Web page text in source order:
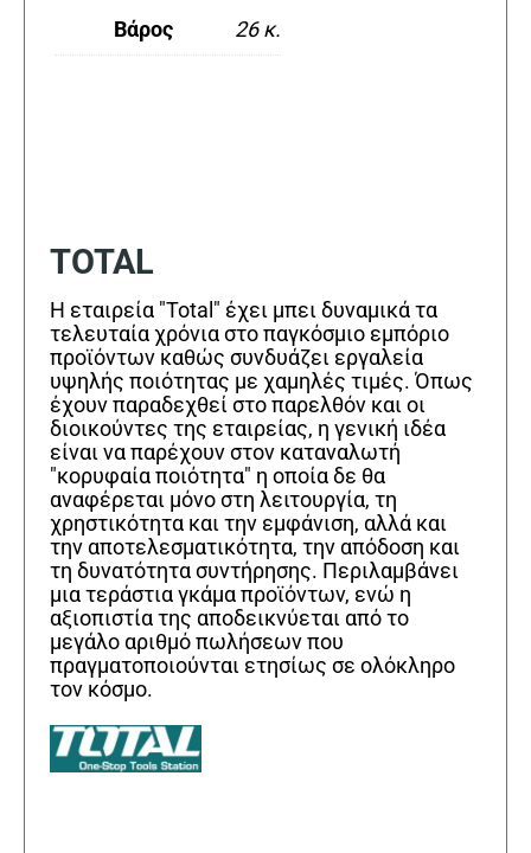
Βάρος 26 κ.
TOTAL
Η εταιρεία "Total" έχει μπει δυναμικά τα
τελευταία χρόνια στο παγκόσμιο εμπόριο
προϊόντων καθώς συνδυάζει εργαλεία
υψηλής ποιότητας με χαμηλές τιμές. Όπως
έχουν παραδεχθεί στο παρελθόν και οι
διοικούντες της εταιρείας, η γενική ιδέα
είναι να παρέχουν στον καταναλωτή
"κορυφαία ποιότητα" η οποία δε θα
αναφέρεται μόνο στη λειτουργία, τη
χρηστικότητα και την εμφάνιση, αλλά και
την αποτελεσματικότητα, την απόδοση και
τη δυνατότητα συντήρησης. Περιλαμβάνει
μια τεράστια γκάμα προϊόντων, ενώ η
αξιοπιστία της αποδεικνύεται από το
μεγάλο αριθμό πωλήσεων που
πραγματοποιούνται ετησίως σε ολόκληρο
τον κόσμο.